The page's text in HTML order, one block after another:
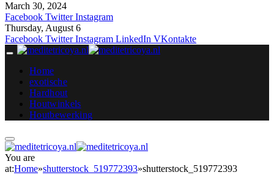
March 30, 2024
Facebook Twitter Instagram
Thursday, August 6
Facebook Twitter Instagram LinkedIn VKontakte
Home
exotische
Hardhout
Houtwinkels
Houtbewerking
You are
at:Home»shutterstock_519772393»shutterstock_519772393